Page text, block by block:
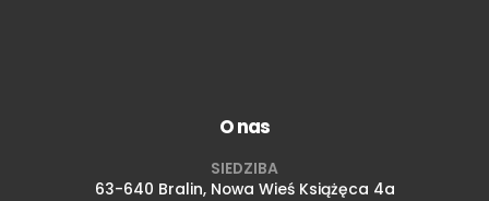
O nas
SIEDZIBA
63-640 Bralin, Nowa Wieś Książęca 4a